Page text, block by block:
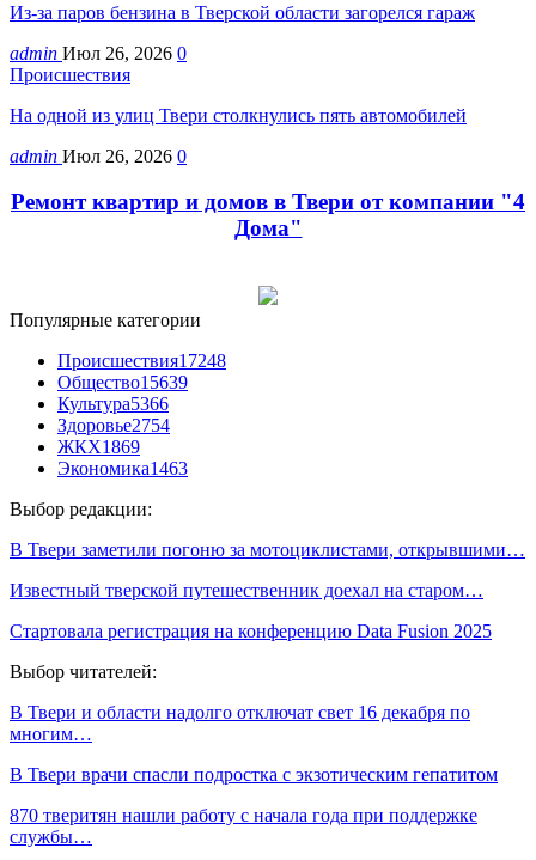
Из-за паров бензина в Тверской области загорелся гараж
admin Июл 26, 2026 0
Происшествия
На одной из улиц Твери столкнулись пять автомобилей
admin Июл 26, 2026 0
Ремонт квартир и домов в Твери от компании "4
Дома"
Популярные категории
Происшествия17248
Общество15639
Культура5366
Здоровье2754
ЖКХ1869
Экономика1463
Выбор редакции:
В Твери заметили погоню за мотоциклистами, открывшими…
Известный тверской путешественник доехал на старом…
Стартовала регистрация на конференцию Data Fusion 2025
Выбор читателей:
В Твери и области надолго отключат свет 16 декабря по
многим…
В Твери врачи спасли подростка с экзотическим гепатитом
870 тверитян нашли работу с начала года при поддержке
службы…